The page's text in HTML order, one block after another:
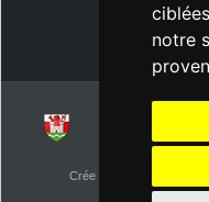
notre
Crée par |